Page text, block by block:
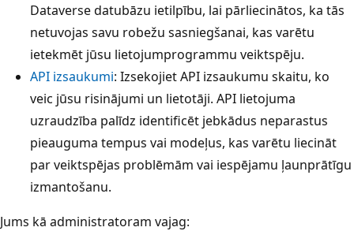
Dataverse datubāzu ietilpību, lai pārliecinātos, ka tās
netuvojas savu robežu sasniegšanai, kas varētu
ietekmēt jūsu lietojumprogrammu veiktspēju.
API izsaukumi: Izsekojiet API izsaukumu skaitu, ko
veic jūsu risinājumi un lietotāji. API lietojuma
uzraudzība palīdz identificēt jebkādus neparastus
pieauguma tempus vai modeļus, kas varētu liecināt
par veiktspējas problēmām vai iespējamu ļaunprātīgu
izmantošanu.
Jums kā administratoram vajag: